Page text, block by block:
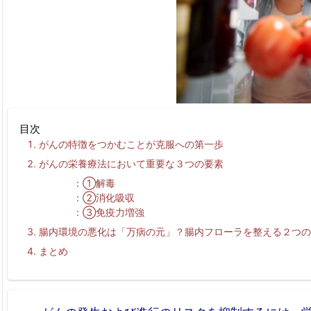
目次
がんの特徴をつかむことが克服への第一歩
がんの栄養療法において重要な３つの要素
①解毒
②消化吸収
③免疫力増強
腸内環境の悪化は「万病の元」？腸内フローラを整える２つ
まとめ